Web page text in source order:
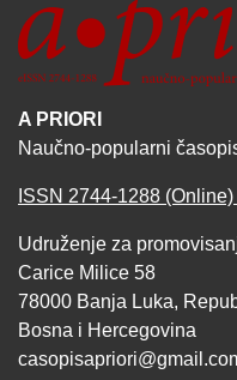
A PRIORI
Naučno-popularni
ISSN 2744-1288 (Online)
Udruženje za
Carice Milice 58
78000 Banja Luka,
Bosna i Hercegovina